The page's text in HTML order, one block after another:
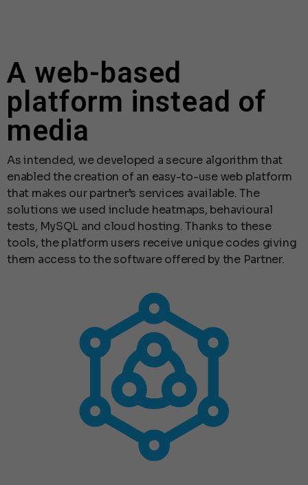
A web-based
platform instead of
media
As intended, we developed a secure algorithm that
enabled the creation of an easy-to-use web platform
that makes our partner’s services available. The
solutions we used include heatmaps, behavioural
tests, MySQL and cloud hosting. Thanks to these
tools, the platform users receive unique codes giving
them access to the software offered by the Partner.